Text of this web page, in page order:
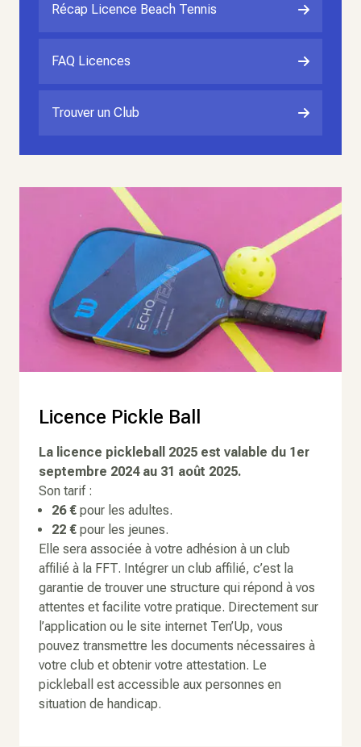
Récap Licence Beach Tennis
FAQ Licences
Trouver un Club
Licence Pickle Ball
La licence pickleball 2025 est valable du 1er
septembre 2024 au 31 août 2025.
Son tarif :
26 € pour les adultes.
22 € pour les jeunes.
Elle sera associée à votre adhésion à un club
affilié à la FFT. Intégrer un club affilié, c’est la
garantie de trouver une structure qui répond à vos
attentes et facilite votre pratique. Directement sur
l’application ou le site internet Ten’Up, vous
pouvez transmettre les documents nécessaires à
votre club et obtenir votre attestation. Le
pickleball est accessible aux personnes en
situation de handicap.